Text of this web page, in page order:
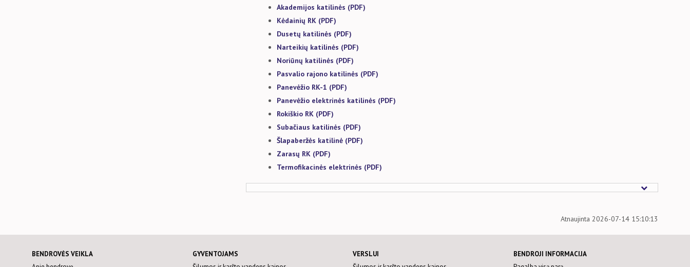
Akademijos katilinės (PDF)
Kėdainių RK (PDF)
Dusetų katilinės (PDF)
Narteikių katilinės (PDF)
Noriūnų katilinės (PDF)
Pasvalio rajono katilinės (PDF)
Panevėžio RK-1 (PDF)
Panevėžio elektrinės katilinės (PDF)
Rokiškio RK (PDF)
Subačiaus katilinės (PDF)
Šlapaberžės katilinė (PDF)
Zarasų RK (PDF)
Termofikacinės elektrinės (PDF)
Atnaujinta 2026-07-14 15:10:13
BENDROVĖS VEIKLA
GYVENTOJAMS
VERSLUI
BENDROJI INFORMACIJA